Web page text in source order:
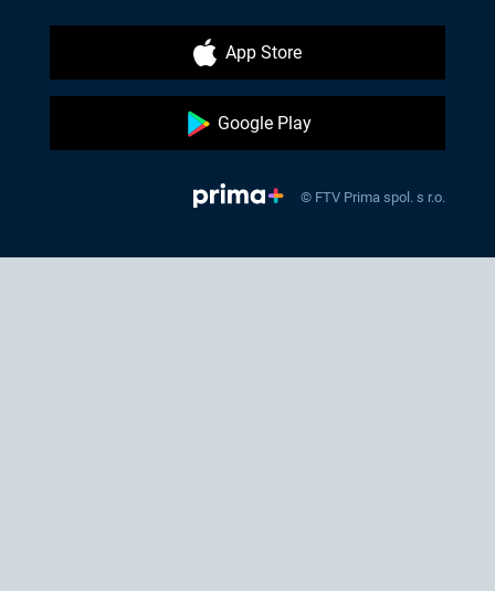
App Store
Google Play
© FTV Prima spol. s r.o.